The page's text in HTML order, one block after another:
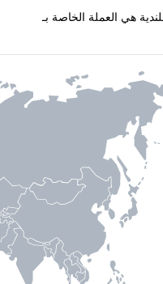
هي العملة الخاصة بـ